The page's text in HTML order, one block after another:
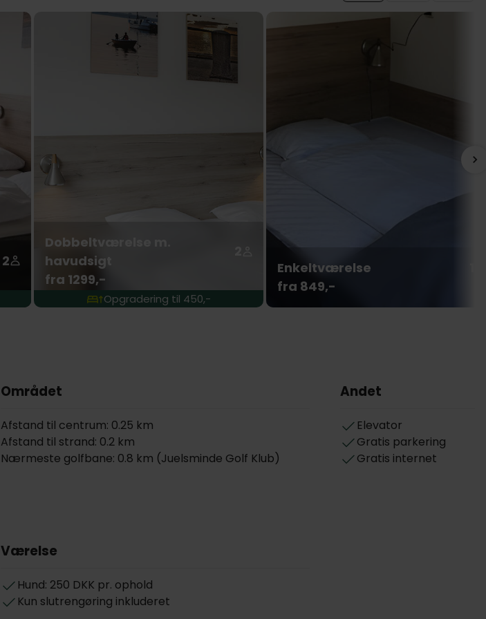
2
Dobbeltværelse m.
havudsigt
fra 1299,-
Opgradering til 450,-
Enkeltværelse
fra 849,-
Området
Afstand til centrum: 0.25 km
Afstand til strand: 0.2 km
Nærmeste golfbane: 0.8 km (Juelsminde Golf Klub)
Andet
Elevator
Gratis parkering
Gratis internet
Værelse
Hund: 250 DKK pr. ophold
Kun slutrengøring inkluderet